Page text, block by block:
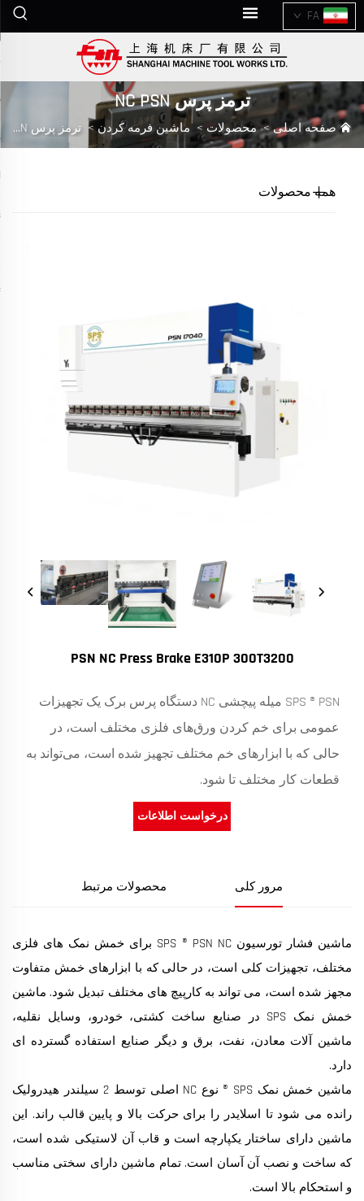
FA
ترمز پرس NC PSN
صفحه اصلی>محصولات >ماشین فرمه کردن> ترمز پرس NC PSN
همه محصولات
PSN NC Press Brake E310P 300T3200
SPS ® PSN میله پیچشی NC دستگاه پرس برک یک تجهیزات
عمومی برای خم کردن ورق‌های فلزی مختلف است، در
حالی که با ابزارهای خم مختلف تجهیز شده است، می‌تواند به
قطعات کار مختلف تا شود.
درخواست اطلاعات
مرور کلی محصولات مرتبط
ماشین فشار تورسیون SPS ® PSN NC برای خمش نمک های فلزی
مختلف، تجهیزات کلی است، در حالی که با ابزارهای خمش متفاوت
مجهز شده است، می تواند به کارپیچ های مختلف تبدیل شود. ماشین
خمش نمک SPS در صنایع ساخت کشتی، خودرو، وسایل نقلیه،
ماشین آلات معادن، نفت، برق و دیگر صنایع استفاده گسترده ای
دارد.
ماشین خمش نمک SPS ® نوع NC اصلی توسط 2 سیلندر هیدرولیک
رانده می شود تا اسلایدر را برای حرکت بالا و پایین قالب راند. این
ماشین دارای ساختار یکپارچه است و قاب آن لاستیکی شده است،
که ساخت و نصب آن آسان است. تمام ماشین دارای سختی مناسب
و استحکام بالا است.